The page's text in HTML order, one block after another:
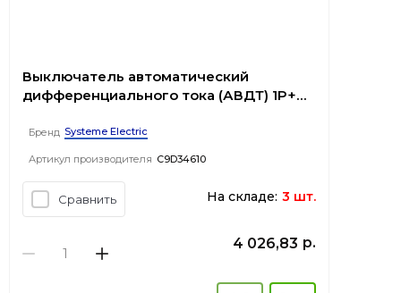
Выключатель автоматический
дифференциального тока (АВДТ) 1P+N
Бренд Systeme Electric
Артикул производителя C9D34610
Сравнить На складе: 3 шт.
4 026,83 р.